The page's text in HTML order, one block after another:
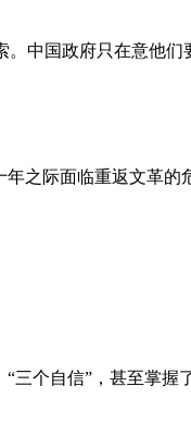
中国政府只在意他
之际面临重返文革的
三个自信”，甚至掌握